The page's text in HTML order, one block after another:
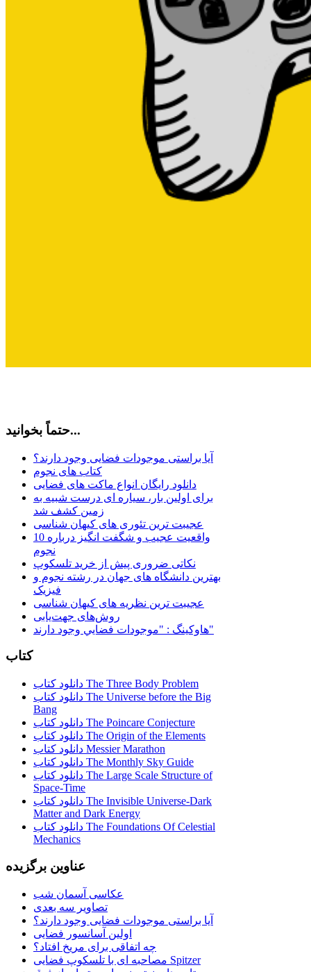
حتماً بخوانید...
آیا براستی موجودات فضایی وجود دارند؟
کتاب های نجوم
دانلود رایگان انواع ماکت های فضایی
برای اولین بار، سیاره ای درست شبیه به
زمین کشف شد
عجیبت ترین تئوری های کیهان شناسی
10 واقعیت عجیب و شگفت انگیز درباره
نجوم
نکاتی ضروری پیش از خرید تلسکوپ
بهترین دانشگاه های جهان در رشته نجوم و
فیزیک
عجیبت ترین نظریه های کیهان شناسی
روش‌های جهت‌یابی
هاوكينگ : "موجودات فضايي وجود دارند"
کتاب
دانلود کتاب The Three Body Problem
دانلود کتاب The Universe before the Big
Bang
دانلود کتاب The Poincare Conjecture
دانلود کتاب The Origin of the Elements
دانلود کتاب Messier Marathon
دانلود کتاب The Monthly Sky Guide
دانلود کتاب The Large Scale Structure of
Space-Time
دانلود کتاب The Invisible Universe-Dark
Matter and Dark Energy
دانلود کتاب The Foundations Of Celestial
Mechanics
عناوین برگزیده
عکاسی آسمان شب
تصاویر سه بعدی
آیا براستی موجودات فضایی وجود دارند؟
اولین آسانسور فضایی
چه اتفاقی برای مریخ افتاد؟
مصاحبه ای با تلسکوپ فضایی Spitzer